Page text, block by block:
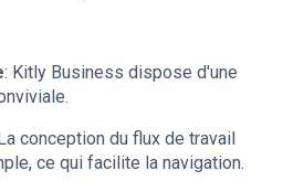
: Kitly Business dispose d'une
conception du flux de travail
ce qui facilite la navigation.